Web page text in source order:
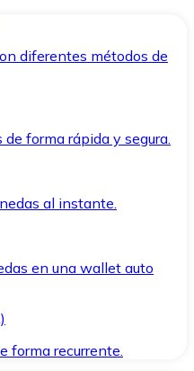
diferentes métodos de
forma rápida y segura.
al instante.
en una wallet auto
forma recurrente.